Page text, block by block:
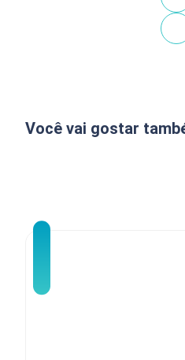
Você vai gostar